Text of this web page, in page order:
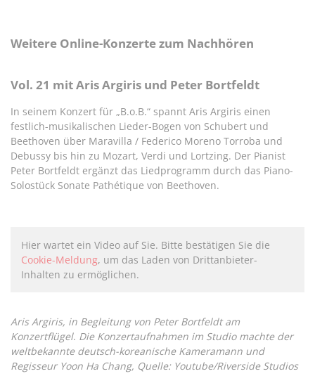
Weitere Online-Konzerte zum Nachhören
Vol. 21 mit Aris Argiris und Peter Bortfeldt
In seinem Konzert für „B.o.B.“ spannt Aris Argiris einen
festlich-musikalischen Lieder-Bogen von Schubert und
Beethoven über Maravilla / Federico Moreno Torroba und
Debussy bis hin zu Mozart, Verdi und Lortzing. Der Pianist
Peter Bortfeldt ergänzt das Liedprogramm durch das Piano-
Solostück Sonate Pathétique von Beethoven.
Hier wartet ein Video auf Sie. Bitte bestätigen Sie die
Cookie-Meldung, um das Laden von Drittanbieter-
Inhalten zu ermöglichen.
Aris Argiris, in Begleitung von Peter Bortfeldt am
Konzertflügel. Die Konzertaufnahmen im Studio machte der
weltbekannte deutsch-koreanische Kameramann und
Regisseur Yoon Ha Chang, Quelle: Youtube/Riverside Studios